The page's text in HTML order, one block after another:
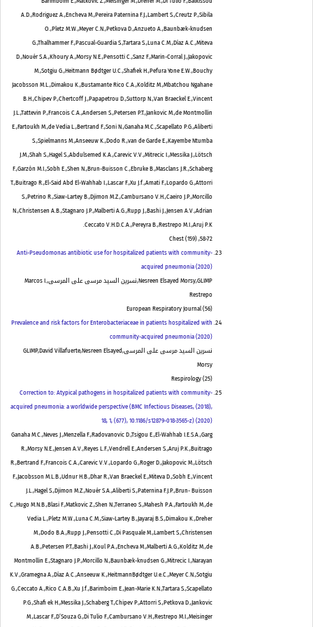
A.D.,Rodriguez A.,Encheva M.,Pereira Paternina F.J.,Lambert S.,Creutz P.,Sibila
O.,Pletz M.W.,Meyer C.N.,Petkova D.,Anzueto A.,Baunbæk-knudsen
G.,Thalhammer F.,Pascual-Guardia S.,Tartara S.,Luna C.M.,Díaz A.C.,Miteva
D.,Nouér S.A.,Khoury A.,Morsy N.E.,Pensotti C.,Sanz F.,Marin-Corral J.,Jakopovic
M.,Sotgiu G.,Heitmann Bødtger U.C.,Shafiek H.,Pefura Yone E.W.,Bouchy
Jacobsson M.L.,Dimakou K.,Bustamante Rico C.A.,Kolditz M.,Mbatchou Ngahane
B.H.,Chipev P.,Chertcoff J.,Papapetrou D.,Suttorp N.,Van Braeckel E.,Vincent
J.L.,Tattevin P.,Francois C.A.,Andersen S.,Petersen P.T.,Jankovic M.,de Montmollin
E.,Fartoukh M.,de Vedia L.,Bertrand F.,Soni N.,Ganaha M.C.,Scapellato P.G.,Aliberti
S.,Spielmanns M.,Anseeuw K.,Dodo R.,van de Garde E.,Kayembe Ntumba
J.M.,Shah S.,Hagel S.,Abdulsemed K.A.,Carevic V.V.,Mitrecic I.,Messika J.,Lötsch
F.,Garzón M.I.,Sobh E.,Shen N.,Brun-Buisson C.,Ebruke B.,Masclans J.R.,Schaberg
T.,Buitrago R.,El-Said Abd El-Wahhab I.,Lascar F.,Xu J.f.,Amati F.,Lopardo G.,Attorri
S.,Petrino R.,Siaw-Lartey B.,Djimon M.Z.,Cambursano V.H.,Caeiro J.P.,Morcillo
N.,Christensen A.B.,Stagnaro J.P.,Malberti A.G.,Rupp J.,Bashi J.,Jensen A.V.,Adrian
Ceccato V.H.D.C.A.,Pereyra B.,Restrepo M.I.,Aruj P.K.
Chest (159) ,58-72
Anti-Pseudomonas antibiotic use for hospitalized patients with community-
acquired pneumonia (2020)
Nesreen Elsayed Morsy,GLIMP,نسرين السيد مرسى على المرسى,Marcos I.
Restrepo
European Respiratory Journal (56)
Prevalence and risk factors for Enterobacteriaceae in patients hospitalized with
community-acquired pneumonia (2020)
نسرين السيد مرسى على المرسى,GLIMP,David Villafuerte,Nesreen Elsayed
Morsy
Respirology (25)
Correction to: Atypical pathogens in hospitalized patients with community-
acquired pneumonia: a worldwide perspective (BMC Infectious Diseases, (2018),
18, 1, (677), 10.1186/s12879-018-3565-z) (2020)
Ganaha M.C.,Neves J.,Menzella F.,Radovanovic D.,Tsigou E.,El-Wahhab I.E.S.A.,Garg
R.,Morsy N.E.,Jensen A.V.,Reyes L.F.,Vendrell E.,Andersen S.,Aruj P.K.,Buitrago
R.,Bertrand F.,Francois C.A.,Carevic V.V.,Lopardo G.,Roger D.,Jakopovic M.,Lötsch
F.,Jacobsson M.L.B.,Udnur H.B.,Dhar R.,Van Braeckel E.,Miteva D.,Sobh E.,Vincent
J.L.,Hagel S.,Djimon M.Z.,Nouér S.A.,Aliberti S.,Paternina F.J.P.,Brun- Buisson
C.,Hugo M.N.B.,Blasi F.,Matkovic Z.,Shen N.,Terraneo S.,Mahesh P.A.,Fartoukh M.,de
Vedia L.,Pletz M.W.,Luna C.M.,Siaw-Lartey B.,Jayaraj B.S.,Dimakou K.,Dreher
M.,Dodo B.A.,Rupp J.,Pensotti C.,Di Pasquale M.,Lambert S.,Christensen
A.B.,Petersen P.T.,Bashi J.,Koul P.A.,Encheva M.,Malberti A.G.,Kolditz M.,de
Montmollin E.,Stagnaro J.P.,Morcillo N.,Baunbæk-knudsen G.,Mitrecic I.,Narayan
K.V.,Gramegna A.,Díaz A.C.,Anseeuw K.,HeitmannBødtger U.e.C.,Meyer C.N.,Sotgiu
G.,Ceccato A.,Rico C.A.B.,Xu J.f.,Barimboim E.,Jean-Marie K.N.,Tartara S.,Scapellato
P.G.,Shafi ek H.,Messika J.,Schaberg T.,Chipev P.,Attorri S.,Petkova D.,Jankovic
M.,Lascar F.,D’Souza G.,Di Tulio F.,Cambursano V.H.,Restrepo M.I.,Meisinger